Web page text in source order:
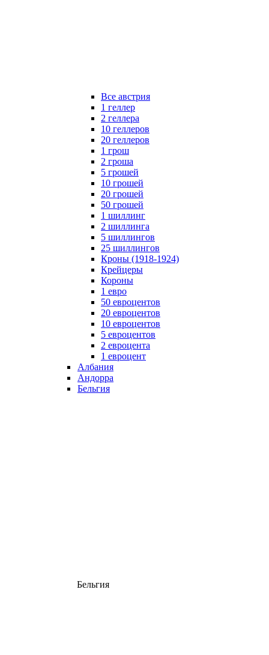
Все австрия
1 геллер
2 геллера
10 геллеров
20 геллеров
1 грош
2 гроша
5 грошей
10 грошей
20 грошей
50 грошей
1 шиллинг
2 шиллинга
5 шиллингов
25 шиллингов
Кроны (1918-1924)
Крейцеры
Короны
1 евро
50 евроцентов
20 евроцентов
10 евроцентов
5 евроцентов
2 евроцента
1 евроцент
Албания
Андорра
Бельгия
Бельгия